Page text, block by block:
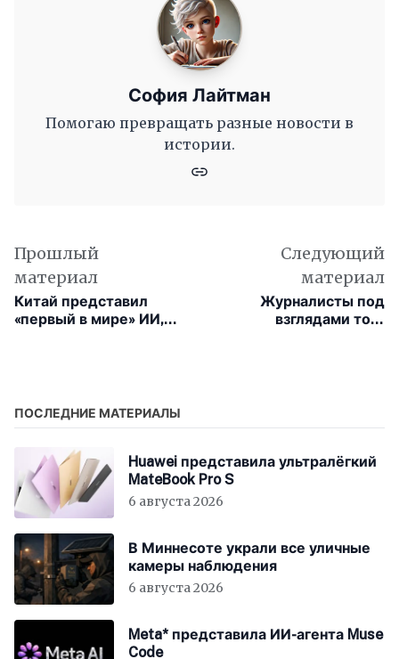
София Лайтман
Помогаю превращать разные новости в
истории.
Прошлый
материал
Китай представил
«первый в мире» ИИ,
Следующий
материал
Журналисты под
взглядами топ-
ПОСЛЕДНИЕ МАТЕРИАЛЫ
Huawei представила ультралёгкий
MateBook Pro S
6 августа 2026
В Миннесоте украли все уличные
камеры наблюдения
6 августа 2026
Meta* представила ИИ-агента Muse
Code